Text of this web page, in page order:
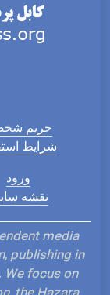
حریم
شرایط
ورود
نقشه
media
publishing in
We focus on